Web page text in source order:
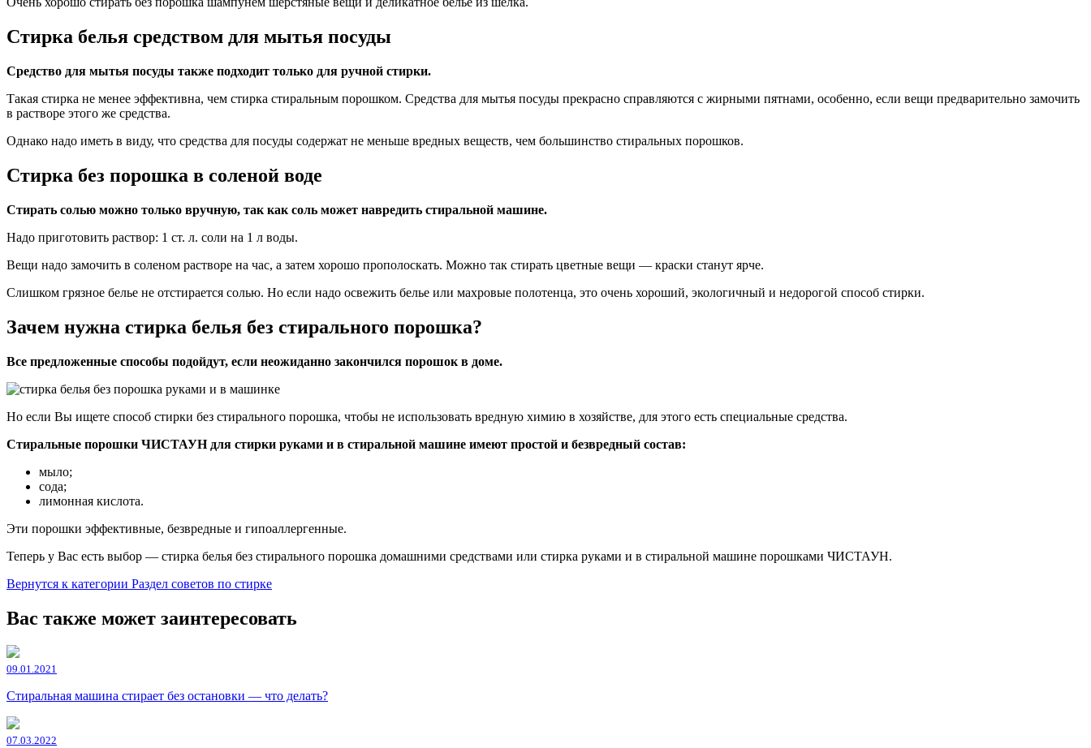
Стирка белья средством для мытья посуды
Средство для мытья посуды также подходит только для ручной стирки.
Такая стирка не менее эффективна, чем стирка стиральным порошком. Средства для мытья посуды прекрасно справляются с жирными пятнами, особенно, если вещи предварительно замочить
в растворе этого же средства.
Однако надо иметь в виду, что средства для посуды содержат не меньше вредных веществ, чем большинство стиральных порошков.
Стирка без порошка в соленой воде
Стирать солью можно только вручную, так как соль может навредить стиральной машине.
Надо приготовить раствор: 1 ст. л. соли на 1 л воды.
Вещи надо замочить в соленом растворе на час, а затем хорошо прополоскать. Можно так стирать цветные вещи — краски станут ярче.
Слишком грязное белье не отстирается солью. Но если надо освежить белье или махровые полотенца, это очень хороший, экологичный и недорогой способ стирки.
Зачем нужна стирка белья без стирального порошка?
Все предложенные способы подойдут, если неожиданно закончился порошок в доме.
Но если Вы ищете способ стирки без стирального порошка, чтобы не использовать вредную химию в хозяйстве, для этого есть специальные средства.
Стиральные порошки ЧИСТАУН для стирки руками и в стиральной машине имеют простой и безвредный состав:
мыло;
сода;
лимонная кислота.
Эти порошки эффективные, безвредные и гипоаллергенные.
Теперь у Вас есть выбор — стирка белья без стирального порошка домашними средствами или стирка руками и в стиральной машине порошками ЧИСТАУН.
Вернутся к категории Раздел советов по стирке
Вас также может заинтересовать
09.01.2021
Стиральная машина стирает без остановки — что делать?
07.03.2022